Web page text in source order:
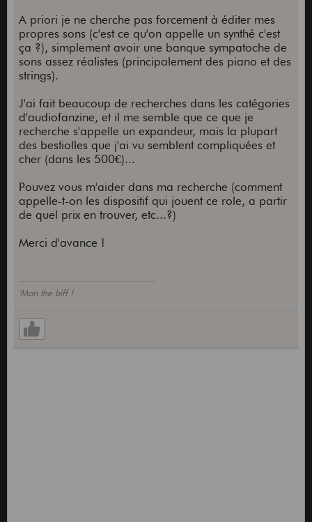
A priori je ne cherche pas forcement à éditer mes
propres sons (c'est ce qu'on appelle un synthé c'est
ça ?), simplement avoir une banque sympatoche de
sons assez réalistes (principalement des piano et des
strings).
J'ai fait beaucoup de recherches dans les catégories
d'audiofanzine, et il me semble que ce que je
recherche s'appelle un expandeur, mais la plupart
des bestiolles que j'ai vu semblent compliquées et
cher (dans les 500€)...
Pouvez vous m'aider dans ma recherche (comment
appelle-t-on les dispositif qui jouent ce role, a partir
de quel prix en trouver, etc...?)
Merci d'avance !
'Mon the biff !